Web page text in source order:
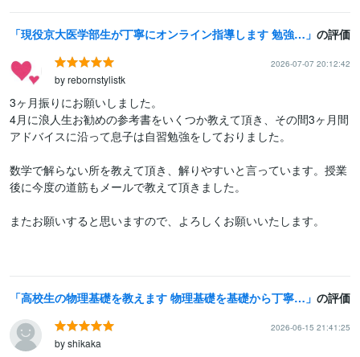
現役京大医学部生が丁寧にオンライン指導します 勉強のサポートはもちろん、受験相談にも真摯に対応します！ の評価
2026-07-07 20:12:42
by rebornstylistk
3ヶ月振りにお願いしました。
4月に浪人生お勧めの参考書をいくつか教えて頂き、その間3ヶ月間
アドバイスに沿って息子は自習勉強をしておりました。
数学で解らない所を教えて頂き、解りやすいと言っています。授業
後に今度の道筋もメールで教えて頂きました。
またお願いすると思いますので、よろしくお願いいたします。
高校生の物理基礎を教えます 物理基礎を基礎から丁寧に解説します。 の評価
2026-06-15 21:41:25
by shikaka